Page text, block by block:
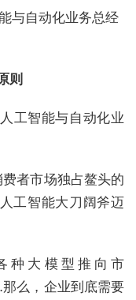
与自动化业务总经
则
工智能与自动化业
者市场独占鳌头的
工智能大刀阔斧迈
种大模型推向市
么，企业到底需要